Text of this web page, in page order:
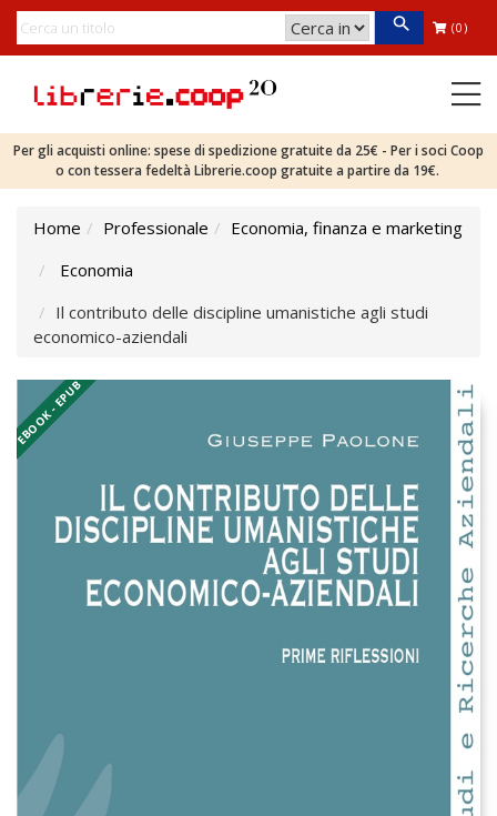
(0)
Per gli acquisti online: spese di spedizione gratuite da 25€ - Per i soci Coop
o con tessera fedeltà Librerie.coop gratuite a partire da 19€.
Home Professionale
Economia, finanza e marketing
Economia
Il contributo delle discipline umanistiche agli studi
economico-aziendali
EBOOK - EPUB